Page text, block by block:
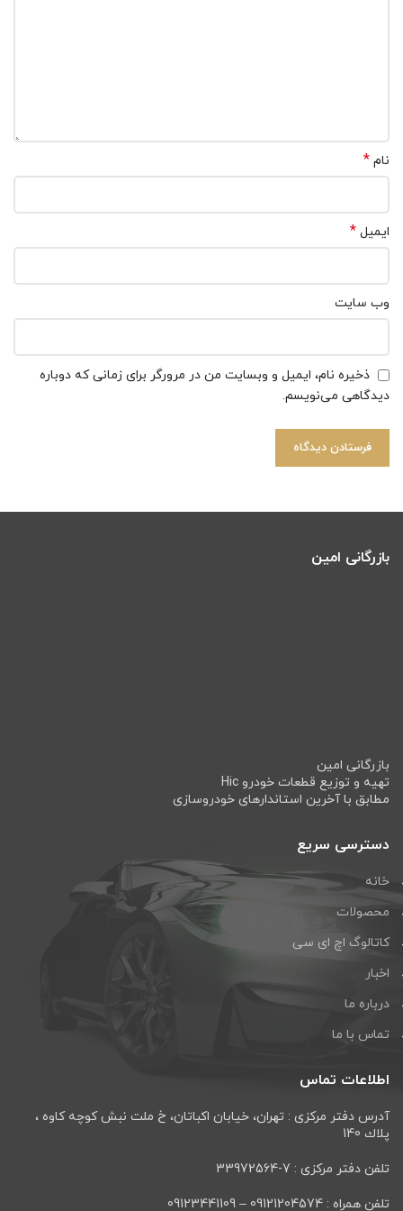
نام *
ایمیل *
وب‌ سایت
ذخیره نام، ایمیل و وبسایت من در مرورگر برای زمانی که دوباره
دیدگاهی می‌نویسم.
بازرگانی امین
بازرگانی امین
تهیه و توزیع قطعات خودرو Hic
مطابق با آخرین استاندارهای خودروسازی
دسترسی سریع
خانه
محصولات
کاتالوگ اچ ای سی
اخبار
درباره ما
تماس با ما
اطلاعات تماس
آدرس دفتر مرکزی : تهران، خيابان اكباتان، خ ملت نبش كوچه كاوه ،
پلاك 140
تلفن دفتر مرکزی : 7-33972564
تلفن همراه : 09121204574 – 09123441109